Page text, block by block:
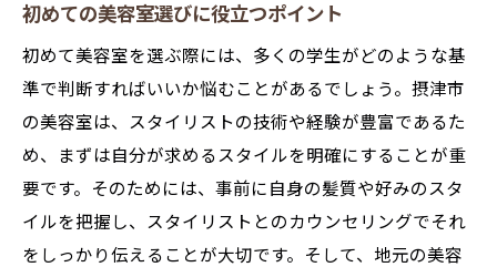
学生生活を楽しむためのヘアスタイル
イベントや学校行事に合う髪型
簡単にできる毎日のヘアセット
スタイルチェンジで気分をリフレッシュ
美容室で得られる自信と魅力
学生におすすめ！摂津市の美容室の選び方
初めての美容室選びに役立つポイント
初めて美容室を選ぶ際には、多くの学生がどのような基
準で判断すればいいか悩むことがあるでしょう。摂津市
の美容室は、スタイリストの技術や経験が豊富であるた
め、まずは自分が求めるスタイルを明確にすることが重
要です。そのためには、事前に自身の髪質や好みのスタ
イルを把握し、スタイリストとのカウンセリングでそれ
をしっかり伝えることが大切です。そして、地元の美容